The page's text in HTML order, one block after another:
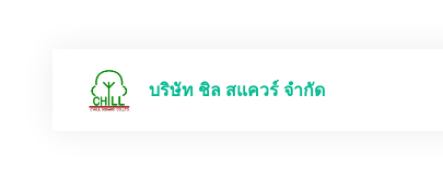
บริษัท ชิล สแควร์ จำกัด